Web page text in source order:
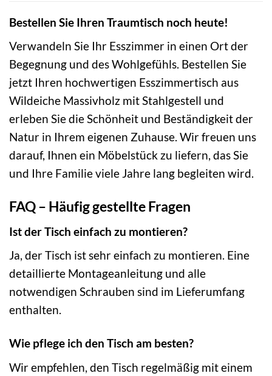
Bestellen Sie Ihren Traumtisch noch heute!
Verwandeln Sie Ihr Esszimmer in einen Ort der
Begegnung und des Wohlgefühls. Bestellen Sie
jetzt Ihren hochwertigen Esszimmertisch aus
Wildeiche Massivholz mit Stahlgestell und
erleben Sie die Schönheit und Beständigkeit der
Natur in Ihrem eigenen Zuhause. Wir freuen uns
darauf, Ihnen ein Möbelstück zu liefern, das Sie
und Ihre Familie viele Jahre lang begleiten wird.
FAQ – Häufig gestellte Fragen
Ist der Tisch einfach zu montieren?
Ja, der Tisch ist sehr einfach zu montieren. Eine
detaillierte Montageanleitung und alle
notwendigen Schrauben sind im Lieferumfang
enthalten.
Wie pflege ich den Tisch am besten?
Wir empfehlen, den Tisch regelmäßig mit einem